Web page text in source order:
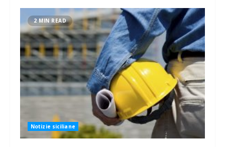
2 MIN READ
Notizie siciliane